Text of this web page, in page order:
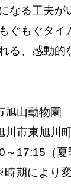
なる工夫が
ぐもぐタイ
る、感動的
旭山動物園
川市東旭川
～17:15（
期により